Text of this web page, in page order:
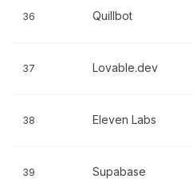
36 Quillbot
37 Lovable.dev
38 Eleven Labs
39 Supabase